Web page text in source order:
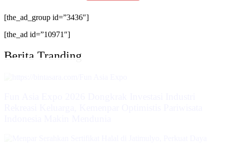
[the_ad_group id=”3436″]
[the_ad id=”10971″]
Berita Tranding